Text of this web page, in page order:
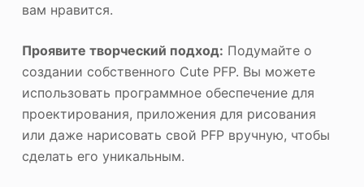
вам нравится.
Проявите творческий подход: Подумайте о
создании собственного Cute PFP. Вы можете
использовать программное обеспечение для
проектирования, приложения для рисования
или даже нарисовать свой PFP вручную, чтобы
сделать его уникальным.